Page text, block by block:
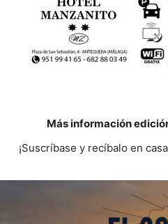
Más información
¡Suscríbase y recíbalo en